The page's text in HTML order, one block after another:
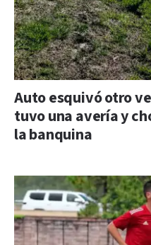
Auto esquivó otro
tuvo una avería y
la banquina